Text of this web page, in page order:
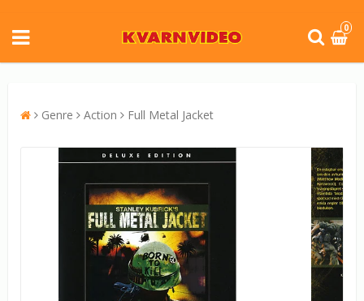
0
Genre Action Full Metal Jacket